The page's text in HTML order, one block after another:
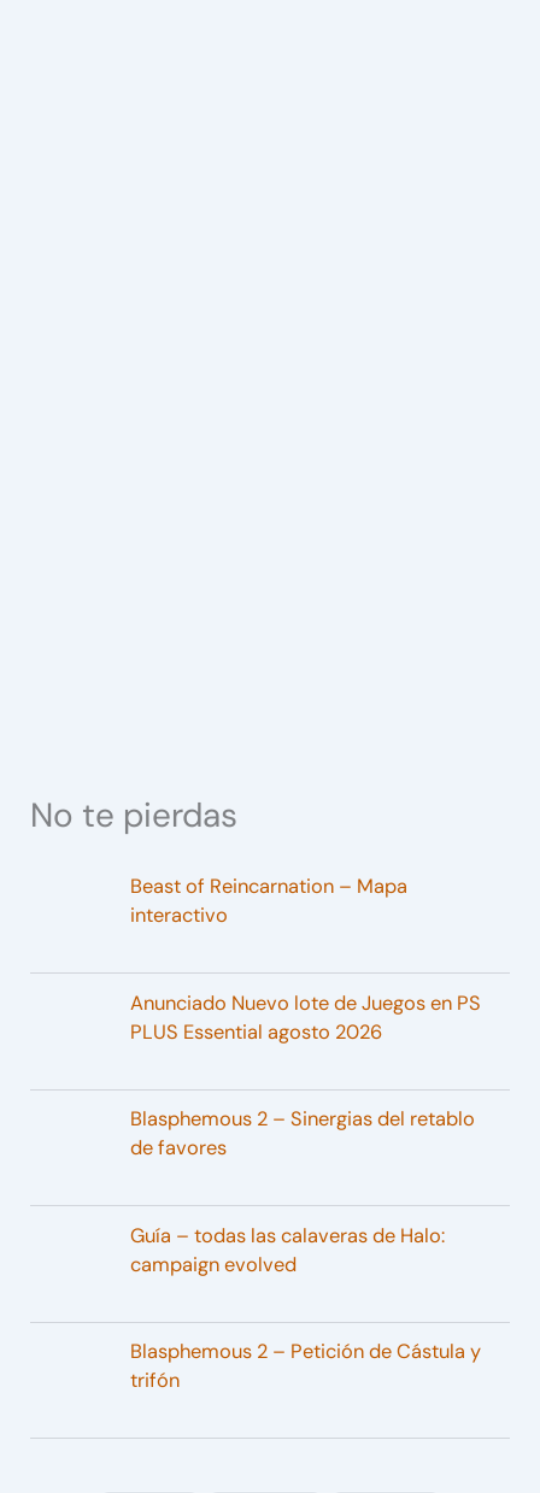
No te pierdas
Beast of Reincarnation – Mapa
interactivo
Anunciado Nuevo lote de Juegos en PS
PLUS Essential agosto 2026
Blasphemous 2 – Sinergias del retablo
de favores
Guía – todas las calaveras de Halo:
campaign evolved
Blasphemous 2 – Petición de Cástula y
trifón